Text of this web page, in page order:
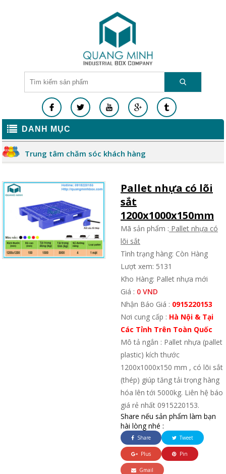
DANH MỤC
Trung tâm chăm sóc khách hàng
Pallet nhựa có lõi
sắt
1200x1000x150mm
Mã sản phẩm : Pallet nhựa có
lõi sắt
Tình trạng hàng: Còn Hàng
Lượt xem: 5131
Kho Hàng: Pallet nhựa mới
Giá : 0 VND
Nhận Báo Giá : 0915220153
Nơi cung cấp : Hà Nội & Tại
Các Tỉnh Trên Toàn Quốc
Mô tả ngắn : Pallet nhựa (pallet
plastic) kích thước
1200x1000x150 mm , có lõi sắt
(thép) giúp tăng tải trọng hàng
hóa lên tới 5000kg. Liên hệ báo
giá rẻ nhất 0915220153.
Share nếu sản phẩm làm bạn
hài lòng nhé :
Share Tweet
Plus Pin
Gmail